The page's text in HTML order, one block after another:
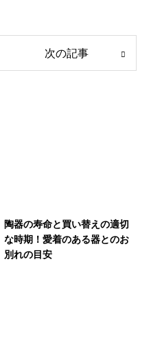
次の記事
陶器の寿命と買い替えの適切
な時期！愛着のある器とのお
別れの目安